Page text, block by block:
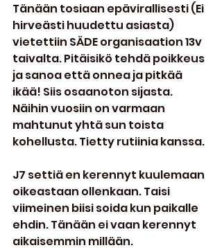
Tänään tosiaan epävirallisesti (Ei
hirveästi huudettu asiasta)
vietettiin SÄDE organisaation 13v
taivalta. Pitäisikö tehdä poikkeus
ja sanoa että onnea ja pitkää
ikää! Siis osaanoton sijasta.
Näihin vuosiin on varmaan
mahtunut yhtä sun toista
kohellusta. Tietty rutiinia kanssa.
J7 settiä en kerennyt kuulemaan
oikeastaan ollenkaan. Taisi
viimeinen biisi soida kun paikalle
ehdin. Tänään ei vaan kerennyt
aikaisemmin millään.